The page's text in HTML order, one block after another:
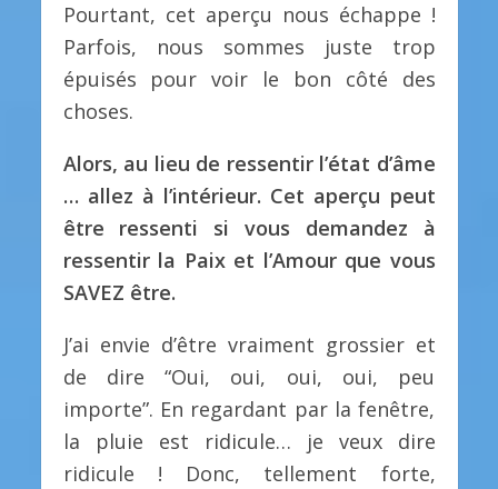
Pourtant, cet aperçu nous échappe !
Parfois, nous sommes juste trop
épuisés pour voir le bon côté des
choses.
Alors, au lieu de ressentir l’état d’âme
… allez à l’intérieur. Cet aperçu peut
être ressenti si vous demandez à
ressentir la Paix et l’Amour que vous
SAVEZ être.
J’ai envie d’être vraiment grossier et
de dire “Oui, oui, oui, oui, peu
importe”. En regardant par la fenêtre,
la pluie est ridicule… je veux dire
ridicule ! Donc, tellement forte,